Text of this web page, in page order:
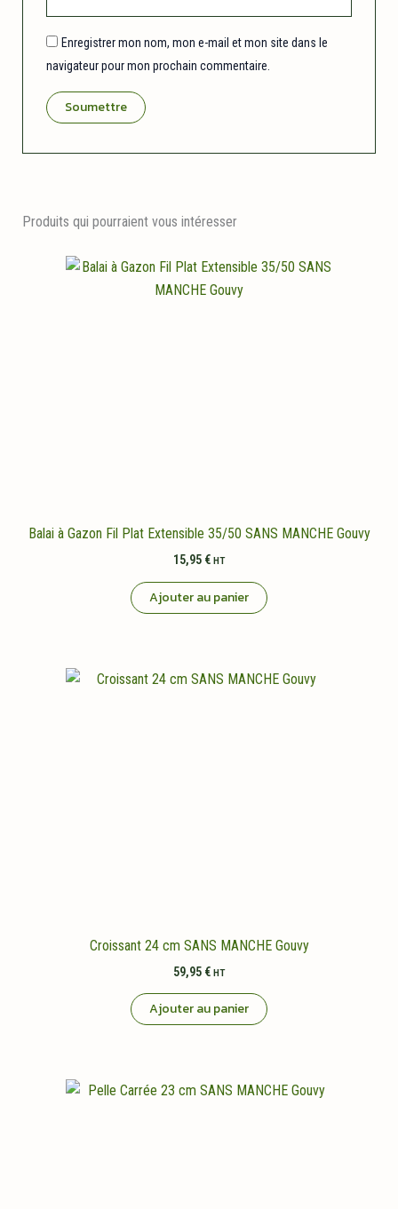
Enregistrer mon nom, mon e-mail et mon site dans le
navigateur pour mon prochain commentaire.
Produits qui pourraient vous intéresser
Balai à Gazon Fil Plat Extensible 35/50 SANS MANCHE Gouvy
15,95 € HT
Ajouter au panier
Croissant 24 cm SANS MANCHE Gouvy
59,95 € HT
Ajouter au panier